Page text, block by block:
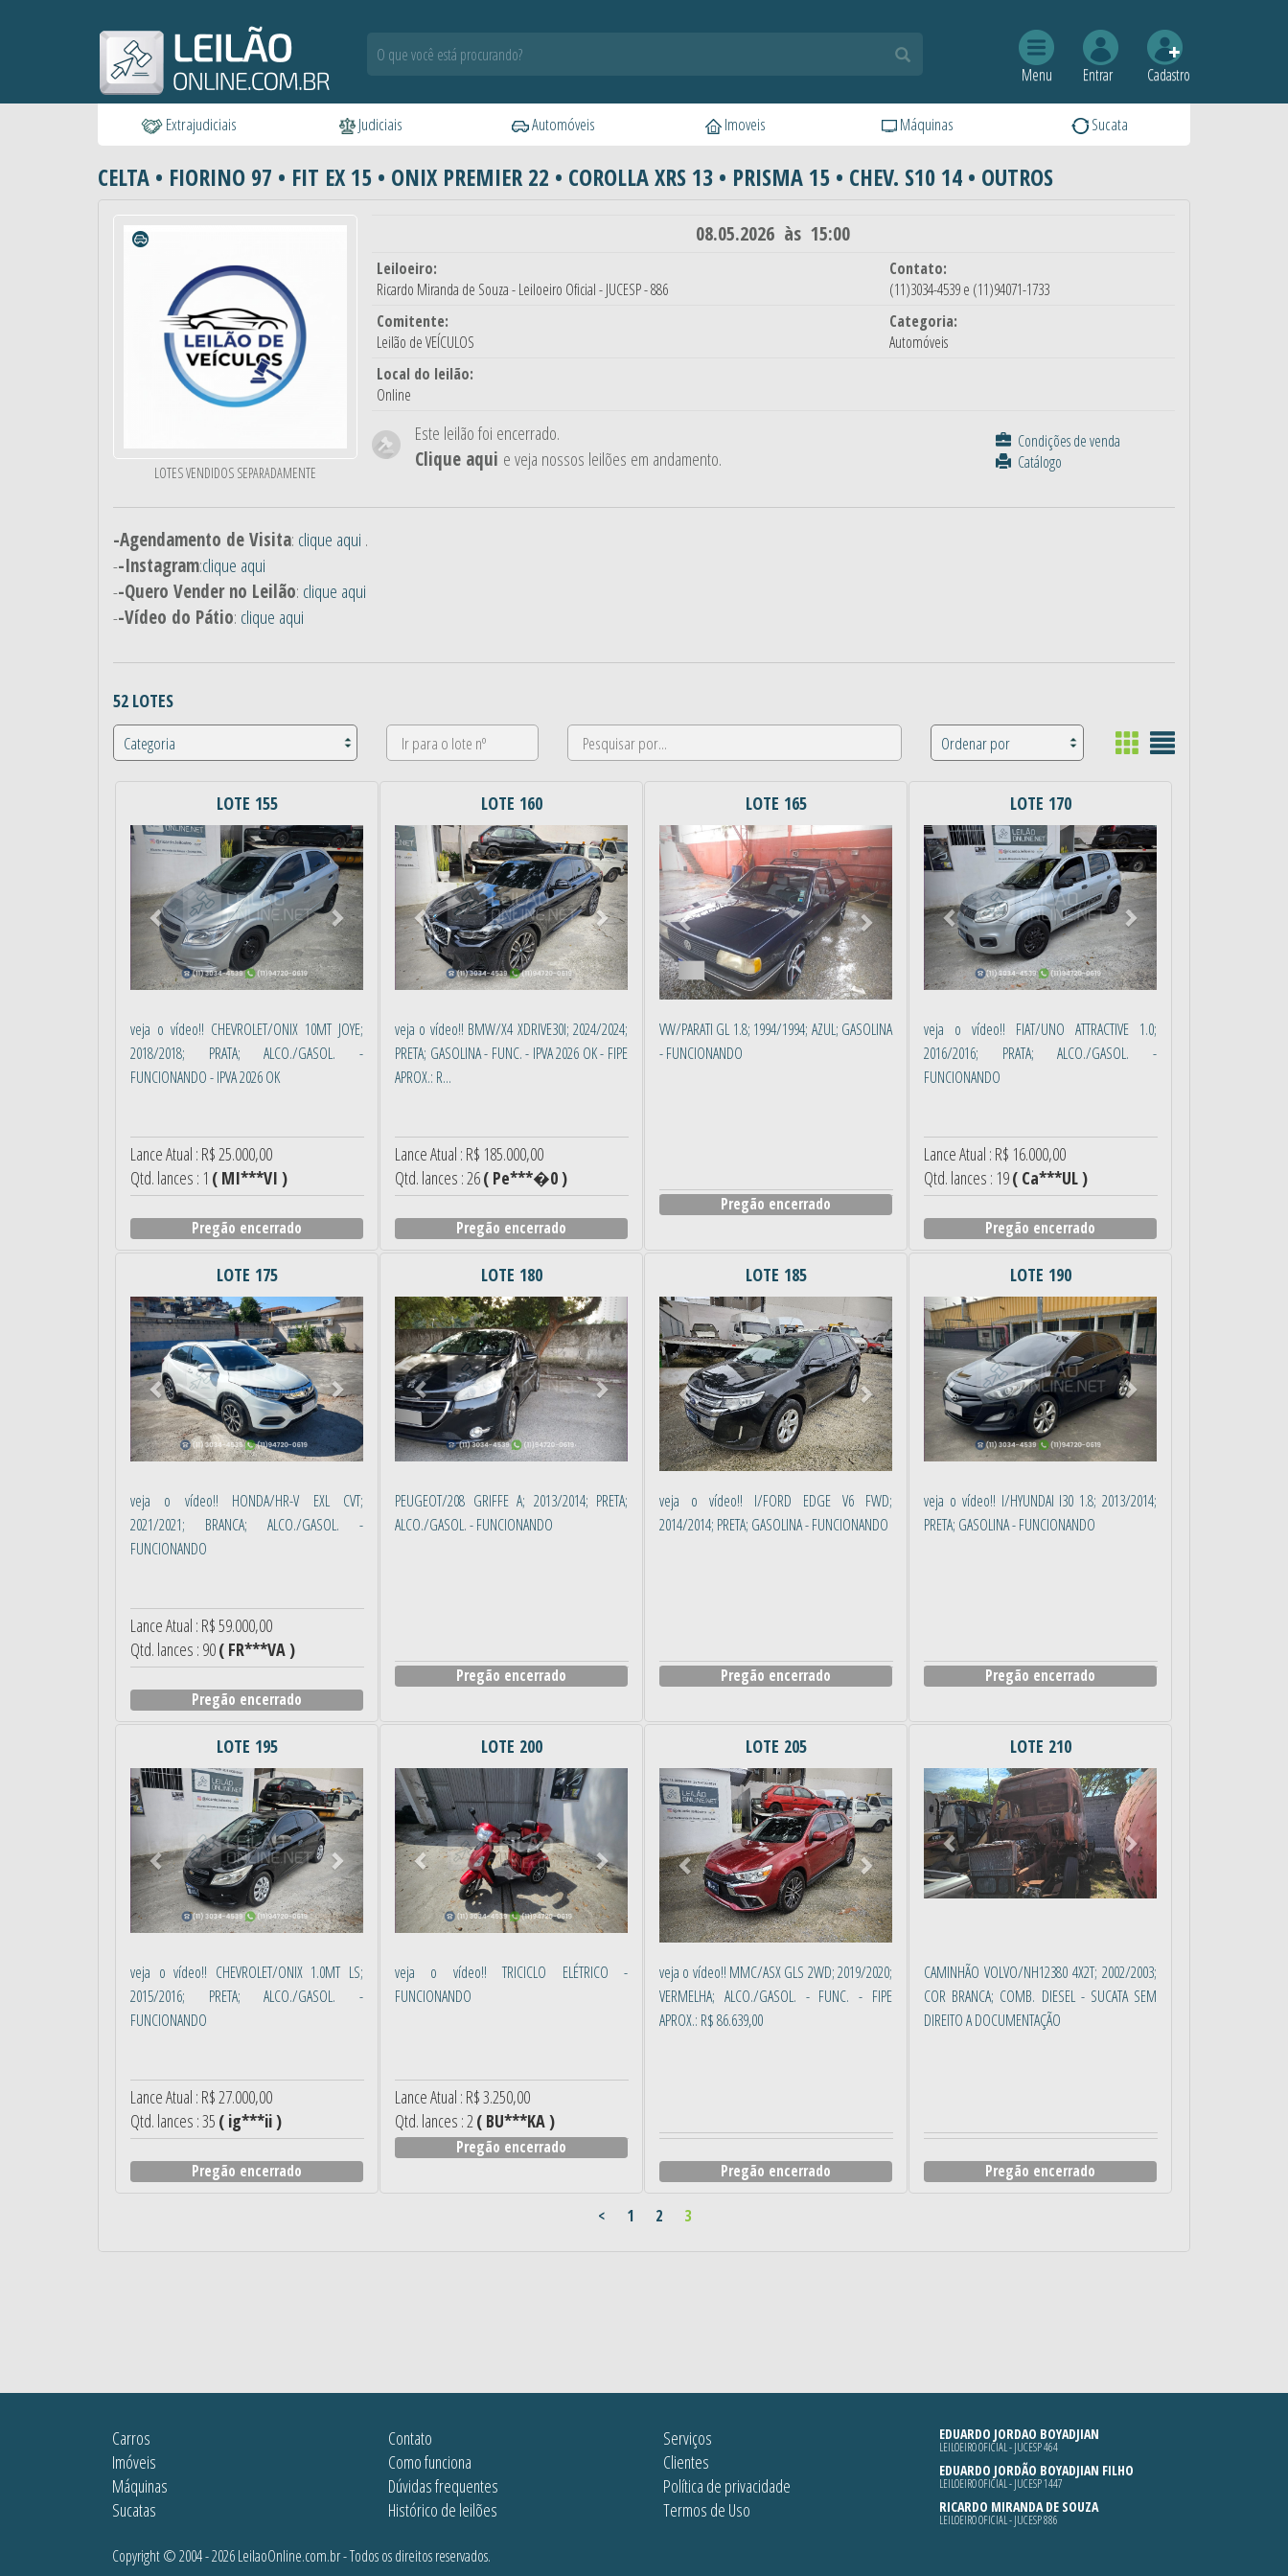
Menu Entrar Cadastro
Extrajudiciais Judiciais Automóveis Imoveis Máquinas Sucata
CELTA • FIORINO 97 • FIT EX 15 • ONIX PREMIER 22 • COROLLA XRS 13 • PRISMA 15 • CHEV. S10 14 • OUTROS
LOTES VENDIDOS SEPARADAMENTE
08.05.2026 às 15:00
Leiloeiro:
Ricardo Miranda de Souza - Leiloeiro Oficial - JUCESP - 886
Contato:
(11)3034-4539 e (11)94071-1733
Comitente:
Leilão de VEÍCULOS
Categoria:
Automóveis
Local do leilão:
Online
Este leilão foi encerrado.
Clique aqui e veja nossos leilões em andamento.
Condições de venda
Catálogo
-Agendamento de Visita: clique aqui .
--Instagram:clique aqui
--Quero Vender no Leilão: clique aqui
--Vídeo do Pátio: clique aqui
52 LOTES
LOTE 155
Anterior Próximo
veja o vídeo!! CHEVROLET/ONIX 10MT JOYE;
2018/2018; PRATA; ALCO./GASOL. -
FUNCIONANDO - IPVA 2026 OK
Lance Atual : R$ 25.000,00
Qtd. lances : 1 ( MI***VI )
Pregão encerrado
LOTE 160
Anterior Próximo
veja o vídeo!! BMW/X4 XDRIVE30I; 2024/2024;
PRETA; GASOLINA - FUNC. - IPVA 2026 OK - FIPE
APROX.: R...
Lance Atual : R$ 185.000,00
Qtd. lances : 26( Pe***�0 )
Pregão encerrado
LOTE 165
Anterior Próximo
VW/PARATI GL 1.8; 1994/1994; AZUL; GASOLINA
- FUNCIONANDO
Pregão encerrado
LOTE 170
Anterior Próximo
veja o vídeo!! FIAT/UNO ATTRACTIVE 1.0;
2016/2016; PRATA; ALCO./GASOL. -
FUNCIONANDO
Lance Atual : R$ 16.000,00
Qtd. lances : 19( Ca***UL )
Pregão encerrado
LOTE 175
Anterior Próximo
veja o vídeo!! HONDA/HR-V EXL CVT;
2021/2021; BRANCA; ALCO./GASOL. -
FUNCIONANDO
Lance Atual : R$ 59.000,00
Qtd. lances : 90( FR***VA )
Pregão encerrado
LOTE 180
Anterior Próximo
PEUGEOT/208 GRIFFE A; 2013/2014; PRETA;
ALCO./GASOL. - FUNCIONANDO
Pregão encerrado
LOTE 185
Anterior Próximo
veja o vídeo!! I/FORD EDGE V6 FWD;
2014/2014; PRETA; GASOLINA - FUNCIONANDO
Pregão encerrado
LOTE 190
Anterior Próximo
veja o vídeo!! I/HYUNDAI I30 1.8; 2013/2014;
PRETA; GASOLINA - FUNCIONANDO
Pregão encerrado
LOTE 195
Anterior Próximo
veja o vídeo!! CHEVROLET/ONIX 1.0MT LS;
2015/2016; PRETA; ALCO./GASOL. -
FUNCIONANDO
Lance Atual : R$ 27.000,00
Qtd. lances : 35 ( ig***ii )
Pregão encerrado
LOTE 200
Anterior Próximo
veja o vídeo!! TRICICLO ELÉTRICO -
FUNCIONANDO
Lance Atual : R$ 3.250,00
Qtd. lances : 2( BU***KA )
Pregão encerrado
LOTE 205
Anterior Próximo
veja o vídeo!! MMC/ASX GLS 2WD; 2019/2020;
VERMELHA; ALCO./GASOL. - FUNC. - FIPE
APROX.: R$ 86.639,00
Pregão encerrado
LOTE 210
Anterior Próximo
CAMINHÃO VOLVO/NH12380 4X2T; 2002/2003;
COR BRANCA; COMB. DIESEL - SUCATA SEM
DIREITO A DOCUMENTAÇÃO
Pregão encerrado
< 1 2 3
Carros
Imóveis
Máquinas
Sucatas
Contato
Como funciona
Dúvidas frequentes
Histórico de leilões
Serviços
Clientes
Política de privacidade
Termos de Uso
EDUARDO JORDAO BOYADJIAN
LEILOEIRO OFICIAL - JUCESP 464
EDUARDO JORDÃO BOYADJIAN FILHO
LEILOEIRO OFICIAL - JUCESP 1447
RICARDO MIRANDA DE SOUZA
LEILOEIRO OFICIAL - JUCESP 886
Copyright © 2004 - 2026 LeilaoOnline.com.br - Todos os direitos reservados.